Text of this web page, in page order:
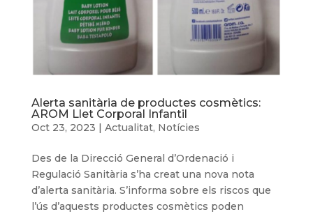
Alerta sanitària de productes cosmètics:
AROM Llet Corporal Infantil
Oct 23, 2023 | Actualitat, Notícies
Des de la Direcció General d’Ordenació i
Regulació Sanitària s’ha creat una nova nota
d’alerta sanitària. S’informa sobre els riscos que
l’ús d’aquests productes cosmètics poden